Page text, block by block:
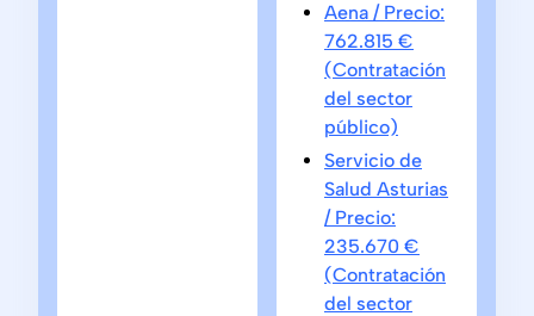
Aena / Precio:
762.815 €
(Contratación
del sector
público)
Servicio de
Salud Asturias
/ Precio:
235.670 €
(Contratación
del sector